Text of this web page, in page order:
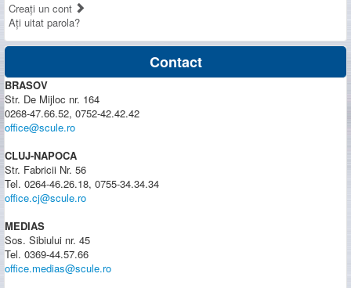
Creaţi un cont
Aţi uitat parola?
Contact
BRASOV
Str. De Mijloc nr. 164
0268-47.66.52, 0752-42.42.42
office@scule.ro
CLUJ-NAPOCA
Str. Fabricii Nr. 56
Tel. 0264-46.26.18, 0755-34.34.34
office.cj@scule.ro
MEDIAS
Sos. Sibiului nr. 45
Tel. 0369-44.57.66
office.medias@scule.ro